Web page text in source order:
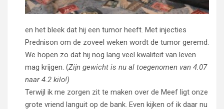
en het bleek dat hij een tumor heeft. Met injecties
Prednison om de zoveel weken wordt de tumor geremd.
We hopen zo dat hij nog lang veel kwaliteit van leven
mag krijgen. (Zijn gewicht is nu al toegenomen van 4.07
naar 4.2 kilo!)
Terwijl ik me zorgen zit te maken over de Meef ligt onze
grote vriend languit op de bank. Even kijken of ik daar nu